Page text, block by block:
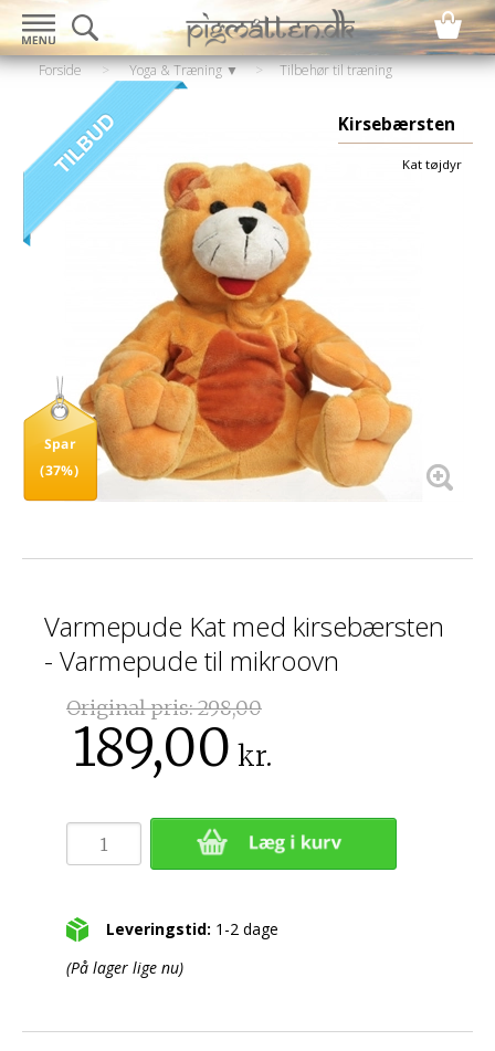
Forside > Yoga & Træning ▼ >
Tilbehør til træning
Varmepuder
Kirsebærsten
Kat tøjdyr
Spar
(37%)
Varmepude Kat med kirsebærsten
- Varmepude til mikroovn
Original pris:298,00
189,00 kr.
Leveringstid: 1-2 dage
(På lager lige nu)